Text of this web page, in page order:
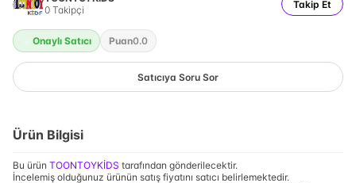
0 Takipçi Takip Et
Onaylı Satıcı Puan0.0
Satıcıya Soru Sor
Ürün Bilgisi
Bu ürün TOONTOYKİDS tarafından gönderilecektir.
İncelemiş olduğunuz ürünün satış fiyatını satıcı belirlemektedir.